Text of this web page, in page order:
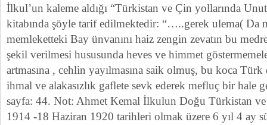
İlkul’un kaleme aldığı “Türkistan ve Çin yollarında
kitabında şöyle tarif edilmektedir: “…..gerek ulema( Da
memleketteki Bay ünvanını haiz zengin zevatın bu
şekil verilmesi hususunda heves ve himmet
artmasına , cehlin yayılmasına saik olmuş, bu koca Türk
ihmal ve alakasızlık gaflete sevk ederek mefluç bir hale
sayfa: 44. Not: Ahmet Kemal İlkulun Doğu Türkistan
1914 -18 Haziran 1920 tarihleri olmak üzere 6 yıl 4 ay